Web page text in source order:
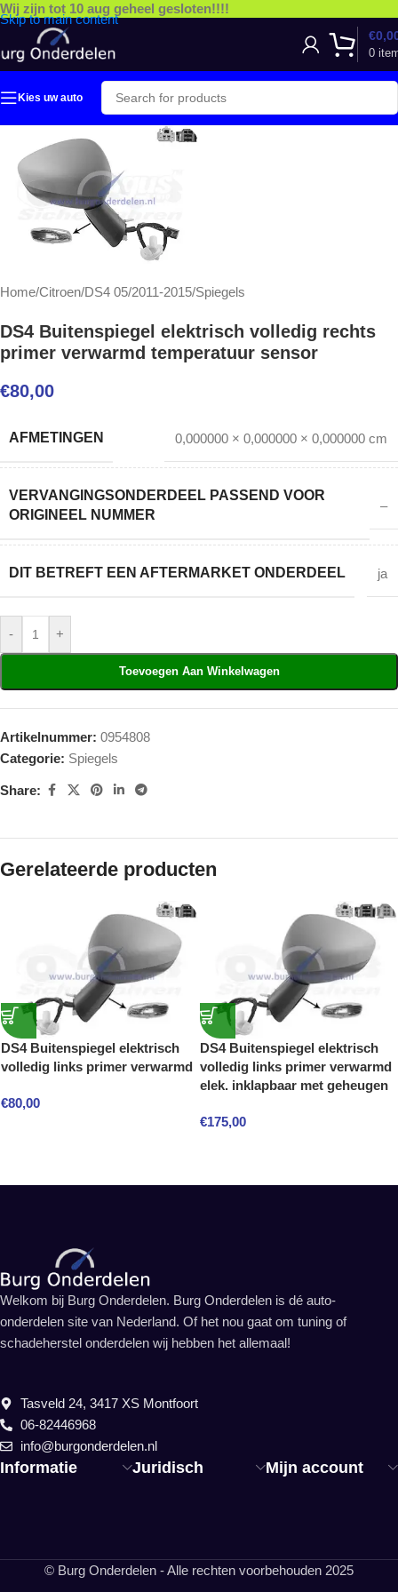
Skip to main content
Wij zijn tot 10 aug geheel gesloten!!!!
0
€
Kies uw auto
Home/Citroen/DS4 05/2011-2015/Spiegels
DS4 Buitenspiegel elektrisch volledig rechts
primer verwarmd temperatuur sensor
€80,00
AFMETINGEN 0,000000 × 0,000000 × 0,000000 cm
VERVANGINGSONDERDEEL PASSEND VOOR
ORIGINEEL NUMMER
–
DIT BETREFT EEN AFTERMARKET ONDERDEEL ja
- +
Toevoegen Aan Winkelwagen
Artikelnummer: 0954808
Categorie: Spiegels
Share:
Gerelateerde producten
DS4 Buitenspiegel elektrisch
volledig links primer verwarmd
€80,00
DS4 Buitenspiegel elektrisch
volledig links primer verwarmd
elek. inklapbaar met geheugen
€175,00
Informatie Juridisch Mijn account
Welkom bij Burg Onderdelen. Burg Onderdelen is dé auto-
onderdelen site van Nederland. Of het nou gaat om tuning of
schadeherstel onderdelen wij hebben het allemaal!
Tasveld 24, 3417 XS Montfoort
06-82446968
info@burgonderdelen.nl
© Burg Onderdelen - Alle rechten voorbehouden 2025